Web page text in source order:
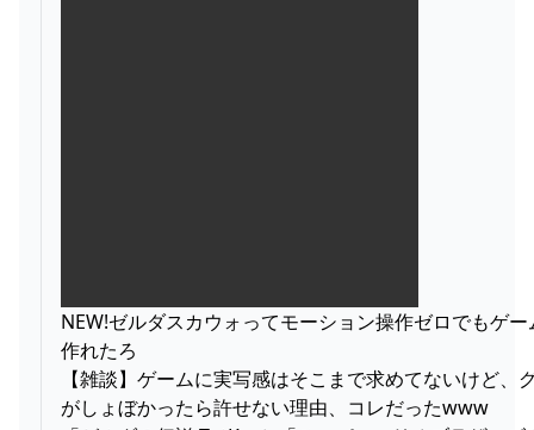
NEW!ゼルダスカウォってモーション操作ゼロでもゲー
作れたろ
【雑談】ゲームに実写感はそこまで求めてないけど、
がしょぼかったら許せない理由、コレだったwww